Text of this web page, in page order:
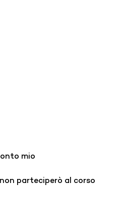
mio
parteciperò al corso